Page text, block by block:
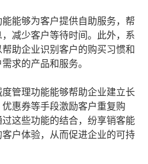
能够为客户提供自助服务，帮
减少客户等待时间。此外，系
助企业识别客户的购买习惯和
求的产品和服务。
管理功能能够帮助企业建立长
惠券等手段激励客户重复购
这些功能的结合，纷享销客能
户体验，从而促进企业的可持